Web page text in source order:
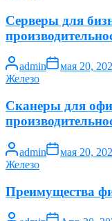
Серверы для
admin мая 20,
Железо
Сканеры для
admin мая 20,
Железо
Преимущества